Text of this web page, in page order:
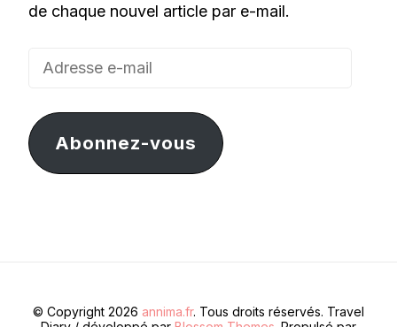
de chaque nouvel article par e-mail.
Adresse
mail
Abonnez-vous
© Copyright 2026 annima.fr. Tous droits réservés. Travel